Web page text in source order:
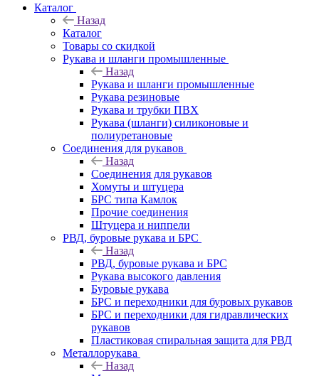
Каталог
Назад
Каталог
Товары со скидкой
Рукава и шланги промышленные
Назад
Рукава и шланги промышленные
Рукава резиновые
Рукава и трубки ПВХ
Рукава (шланги) силиконовые и
полиуретановые
Соединения для рукавов
Назад
Соединения для рукавов
Хомуты и штуцера
БРС типа Камлок
Прочие соединения
Штуцера и ниппели
РВД, буровые рукава и БРС
Назад
РВД, буровые рукава и БРС
Рукава высокого давления
Буровые рукава
БРС и переходники для буровых рукавов
БРС и переходники для гидравлических
рукавов
Пластиковая спиральная защита для РВД
Металлорукава
Назад